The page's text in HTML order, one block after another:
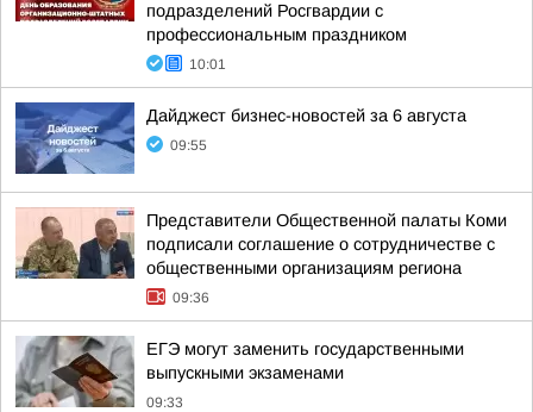
подразделений Росгвардии с
профессиональным праздником
10:01
Дайджест бизнес-новостей за 6 августа
09:55
Представители Общественной палаты Коми
подписали соглашение о сотрудничестве с
общественными организациям региона
09:36
ЕГЭ могут заменить государственными
выпускными экзаменами
09:33